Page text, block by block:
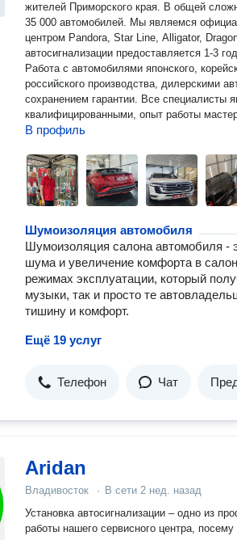
жителей Приморского края. В общей сложности мы защитили более
35 000 автомобилей. Мы являемся официальным установочным
центром Pandora, Star Line, Alligator, Dragon,
автосигнализации предоставляется 1-3
Работа с автомобилями японского,
российского производства, дилерскими
сохранением гарантии. Все специалисты
квалифицированными, опыт работы
В профиль
Шумоизоляция автомобиля
Шумоизоляция салона автомобиля -
шума и увеличение комфорта в
режимах эксплуатации, который
музыки, так и просто те
тишину и комфорт.
Ещё 19 услуг
Телефон Чат
Aridan
Владивосток · В сети 2 нед. назад
Установка автосигнализации – одно из
работы нашего сервисного центра,